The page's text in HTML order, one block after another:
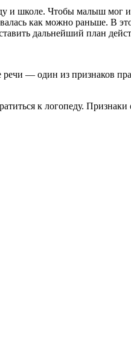
и школе. Чтобы малыш мог
как можно раньше. В
дальнейший план
— один из признаков
к логопеду.